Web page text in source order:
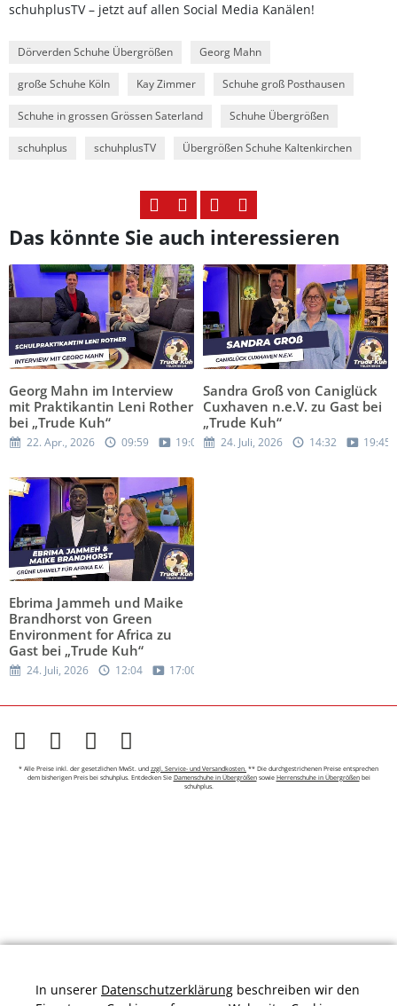
schuhplusTV – jetzt auf allen Social Media Kanälen!
Dörverden Schuhe Übergrößen Georg Mahn
große Schuhe Köln Kay Zimmer Schuhe groß Posthausen
Schuhe in grossen Grössen Saterland Schuhe Übergrößen
schuhplus schuhplusTV Übergrößen Schuhe Kaltenkirchen
Das könnte Sie auch interessieren
Georg Mahn im Interview
mit Praktikantin Leni Rother
bei „Trude Kuh“
22. Apr., 2026 09:59 19:05
Sandra Groß von Caniglück
Cuxhaven n.e.V. zu Gast bei
„Trude Kuh“
24. Juli, 2026 14:32 19:45
Ebrima Jammeh und Maike
Brandhorst von Green
Environment for Africa zu
Gast bei „Trude Kuh“
24. Juli, 2026 12:04 17:00
* Alle Preise inkl. der gesetzlichen MwSt. und zzgl. Service- und Versandkosten. ** Die durchgestrichenen Preise entsprechen
dem bisherigen Preis bei schuhplus. Entdecken Sie Damenschuhe in Übergrößensowie Herrenschuhe in Übergrößenbei
schuhplus.
In unserer Datenschutzerklärung beschreiben wir den